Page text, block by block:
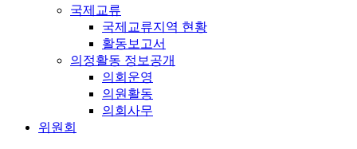
국제교류
국제교류지역 현황
활동보고서
의정활동 정보공개
의회운영
의원활동
의회사무
위원회